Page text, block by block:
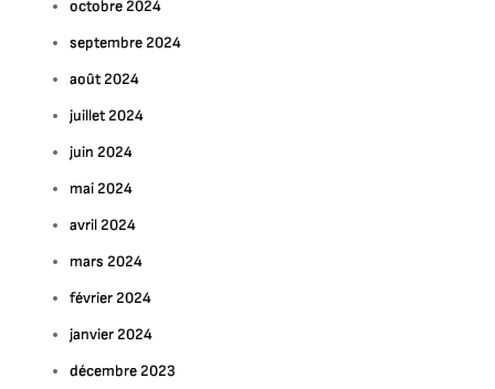
octobre 2024
septembre 2024
août 2024
juillet 2024
juin 2024
mai 2024
avril 2024
mars 2024
février 2024
janvier 2024
décembre 2023